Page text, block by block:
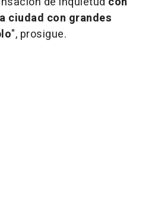
ciudad con grandes
", prosigue.